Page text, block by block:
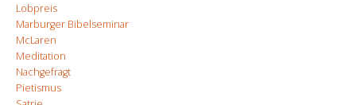
Lobpreis
Marburger Bibelseminar
McLaren
Meditation
Nachgefragt
Pietismus